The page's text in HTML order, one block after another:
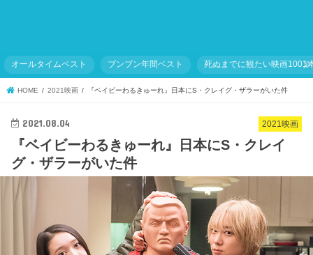
オールタイムベスト ブンブン年間ベスト 死ぬまでに観たい映画1001
HOME 2021映画 『ベイビーわるきゅーれ』日本にS・クレイグ・ザラーがいた件
2021映画
2021.08.04
『ベイビーわるきゅーれ』日本にS・クレイ
グ・ザラーがいた件